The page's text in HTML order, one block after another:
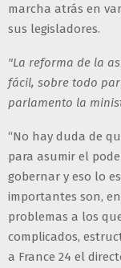
marcha atrás en
sus legisladores.
"La reforma de la
fácil, sobre todo
parlamento la
“No hay duda de
para asumir el
gobernar y eso lo
importantes son,
problemas a los
complicados,
a France 24 el